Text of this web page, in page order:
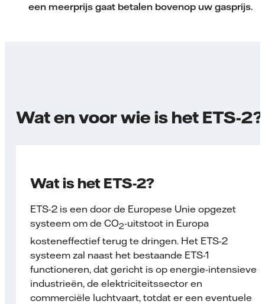
een meerprijs gaat betalen bovenop uw gasprijs.
Wat en voor wie is het ETS-2?
Wat is het ETS-2?
ETS-2 is een door de Europese Unie opgezet
systeem om de CO2-uitstoot in Europa
kosteneffectief terug te dringen. Het ETS-2
systeem zal naast het bestaande ETS-1
functioneren, dat gericht is op energie-intensieve
industrieën, de elektriciteits­sector en
commerciële luchtvaart, totdat er een eventuele